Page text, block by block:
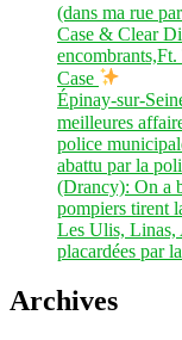
(dans ma rue
Case & Clear
Case
Épinay-sur-
meilleures
police
abattu par la
(Drancy): On a
pompiers tirent
Les Ulis, Linas,
placardées par
Archives